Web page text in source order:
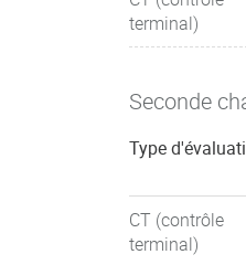
terminal)
Seconde
Type
CT (contrôle
terminal)